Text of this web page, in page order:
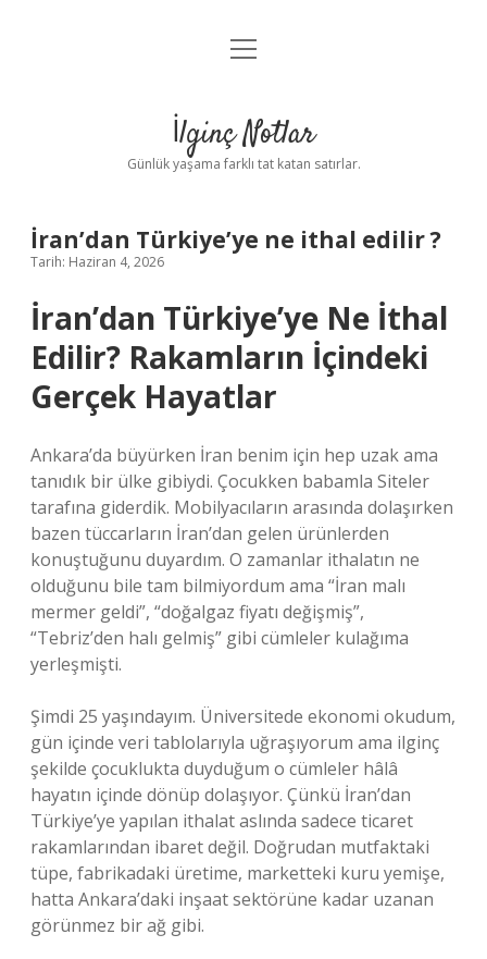
Anasayfa
Yasal Uyarı
menüyü
İlginç Notlar
Günlük yaşama farklı tat katan satırlar.
İran’dan Türkiye’ye ne ithal edilir ?
Tarih: Haziran 4, 2026
İran’dan Türkiye’ye Ne İthal
Edilir? Rakamların İçindeki
Gerçek Hayatlar
Ankara’da büyürken İran benim için hep uzak ama
tanıdık bir ülke gibiydi. Çocukken babamla Siteler
tarafına giderdik. Mobilyacıların arasında dolaşırken
bazen tüccarların İran’dan gelen ürünlerden
konuştuğunu duyardım. O zamanlar ithalatın ne
olduğunu bile tam bilmiyordum ama “İran malı
mermer geldi”, “doğalgaz fiyatı değişmiş”,
“Tebriz’den halı gelmiş” gibi cümleler kulağıma
yerleşmişti.
Şimdi 25 yaşındayım. Üniversitede ekonomi okudum,
gün içinde veri tablolarıyla uğraşıyorum ama ilginç
şekilde çocuklukta duyduğum o cümleler hâlâ
hayatın içinde dönüp dolaşıyor. Çünkü İran’dan
Türkiye’ye yapılan ithalat aslında sadece ticaret
rakamlarından ibaret değil. Doğrudan mutfaktaki
tüpe, fabrikadaki üretime, marketteki kuru yemişe,
hatta Ankara’daki inşaat sektörüne kadar uzanan
görünmez bir ağ gibi.